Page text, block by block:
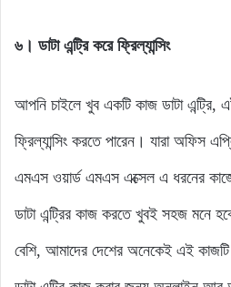
৬। ডাটা এন্ট্রি করে ফ্রিল্যান্সিং
আপনি চাইলে খুব একটি কাজ ডাটা এন্ট্রি,
ফ্রিল্যান্সিং করতে পারেন। যারা অফিস
এমএস ওয়ার্ড এমএস এক্সেল এ ধরনের
ডাটা এন্ট্রির কাজ করতে খুবই সহজ মনে
বেশি, আমাদের দেশের অনেকেই এই